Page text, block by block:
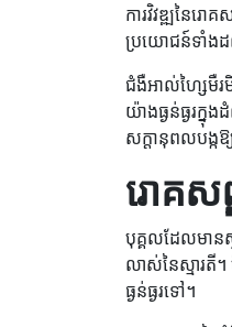
ការវិវឌ្ឍនៃរោ
ប្រយោជន៍ទាំងដ
ជំងឺអាល់ហ្សៃមឺរ
យ៉ាងធ្ងន់ធ្ងរក្នុ
សក្តានុពលបង្កឱ្
រោគស
បុគ្គលដែលមានស្
លាស់នៃស្មារតី
ធ្ងន់ធ្ងរទៅ។